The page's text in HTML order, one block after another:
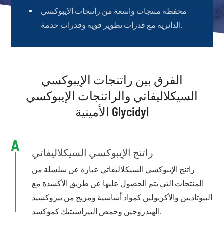
محفظة منتجات واسعة من راتنجات الايبوكسي
الدائرية مع قدرات تطوير قوية وقدرات خدمة.
الفرق بين راتنجات الإيبوكسي
السيكلاليفاتي والراتنجات الإيبوكسي
الأمينية Glycidyl
A راتنج الإيبوكسي السيكلاليفاتي
راتنج الإيبوكسي السيكلاليفاتي عبارة عن سلسلة من
المنتجات التي يتم الحصول عليها عن طريق الأكسدة مع
البيوتاديين والأكريولين كمواد أساسية ومزيج من بيروكسيد
الهيدروجين وحمض البيراسيتيك كمؤكسد.